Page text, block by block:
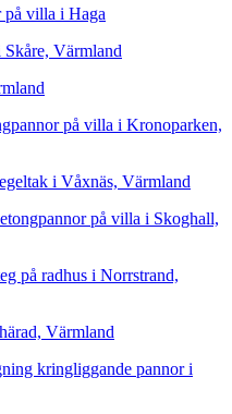
på villa i Haga
Värmland
på villa i Kronoparken,
i Våxnäs, Värmland
på villa i Skoghall,
på radhus i Norrstrand,
Värmland
kringliggande pannor i